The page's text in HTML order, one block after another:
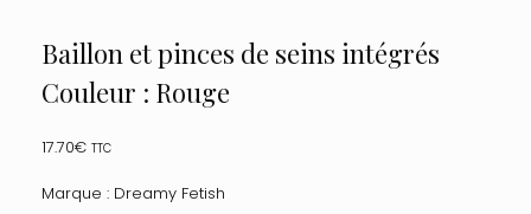
Baillon et pinces de seins intégrés
Couleur : Rouge
17.70€ TTC
Marque : Dreamy Fetish